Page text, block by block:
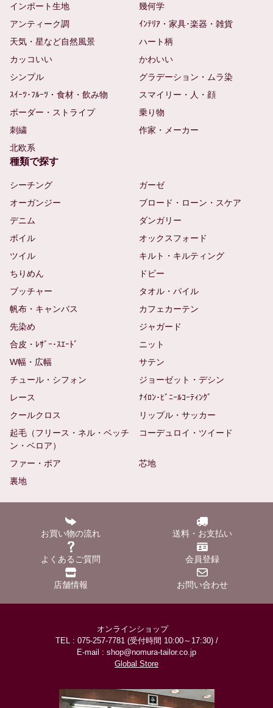
インポート生地
幾何学
アンティーク調
ｲﾝﾃﾘｱ・家具･楽器・雑貨
天気・星など自然風景
ハート柄
カッコいい
かわいい
シンプル
グラデーション・ムラ染
ｽｲｰﾂ･ﾌﾙｰﾂ・食材・飲み物
スマイリー・人・顔
ボーダー・ストライプ
乗り物
刺繍
作家・メーカー
北欧系
種類で探す
シーチング
ガーゼ
オーガンジー
ブロード・ローン・スケア
デニム
ダンガリー
ボイル
オックスフォード
ツイル
キルト・キルティング
ちりめん
ドビー
ブッチャー
タオル・パイル
帆布・キャンバス
カフェカーテン
先染め
ジャガード
合皮・ﾚｻﾞｰ･ｽｴｰﾄﾞ
ニット
W幅・広幅
サテン
チュール・シフォン
ジョーゼット・デシン
レース
ﾅｲﾛﾝ･ﾋﾞﾆｰﾙｺｰﾃｨﾝｸﾞ
クールクロス
リップル・サッカー
起毛（フリース・ネル・ベッチ
ン・ベロア）
コーデュロイ・ツイード
ファー・ボア
芯地
裏地
お買い物の流れ 送料・お支払い
よくあるご質問 会員登録
店舗情報 お問い合わせ
オンラインショップ
TEL : 075-257-7781 (受付時間 10:00～17:30) /
E-mail : shop@nomura-tailor.co.jp
Global Store